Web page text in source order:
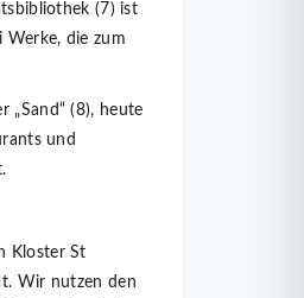
(7) ist
die zum
„Sand“ (8), heute
und
Kloster St
Wir nutzen den